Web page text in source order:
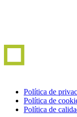
Política de
Política de
Política de